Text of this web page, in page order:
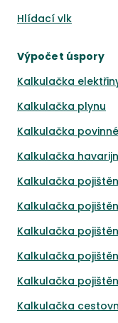
Hlídací vlk
Výpočet úspory
Kalkulačka
Kalkulačka plynu
Kalkulačka
Kalkulačka
Kalkulačka
Kalkulačka
Kalkulačka
Kalkulačka
Kalkulačka
Kalkulačka